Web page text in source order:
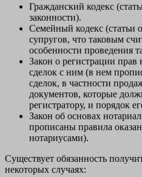
Гражданский кодекс
законности).
Семейный кодекс (статьи
супругов, что таковым
особенности проведения
Закон о регистрации
сделок с ним (в нем
сделок, в частности
документов, которые
регистратору, и порядок
Закон об основах
прописаны правила
нотариусами).
Существует обязанность
некоторых случаях: